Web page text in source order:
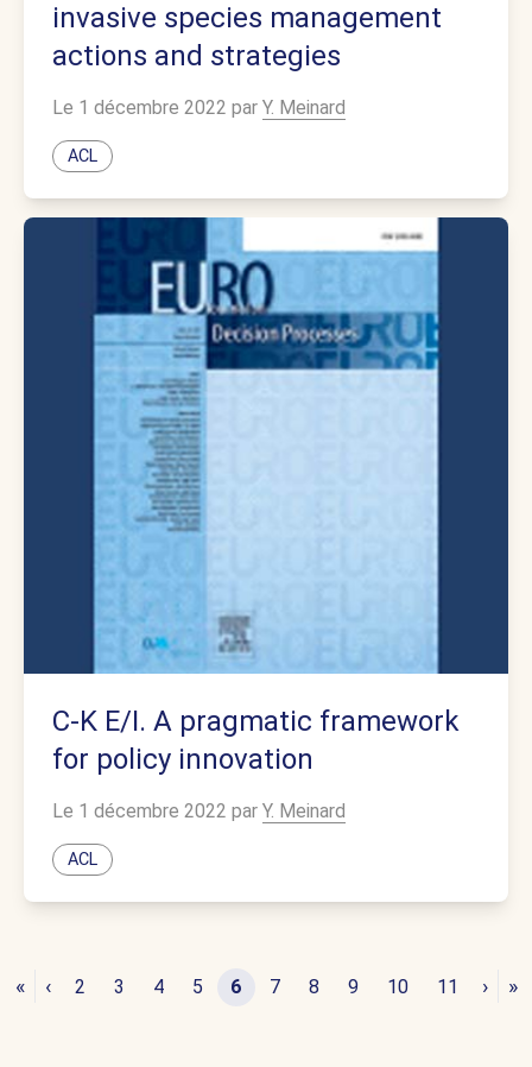
invasive species management
actions and strategies
Le 1 décembre 2022 par Y. Meinard
ACL
C-K E/I. A pragmatic framework
for policy innovation
Le 1 décembre 2022 par Y. Meinard
ACL
« ‹ 2 3 4 5 6 7 8 9 10 11 › »